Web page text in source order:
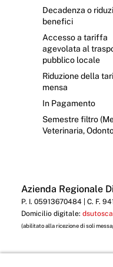
Decadenza o
benefici
Accesso a tariffa
agevolata al
pubblico locale
Riduzione della
mensa
In Pagamento
Semestre filtro
Veterinaria,
Azienda Regionale
P. I. 05913670484 | C. F.
Domicilio digitale:
(abilitato alla ricezione di soli